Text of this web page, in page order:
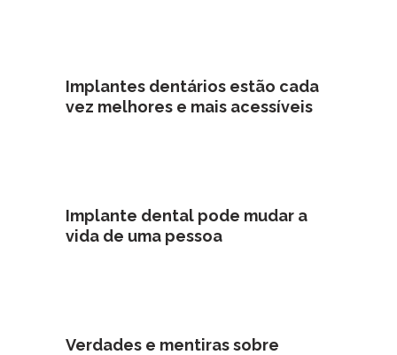
Implantes dentários estão cada
vez melhores e mais acessíveis
Implante dental pode mudar a
vida de uma pessoa
Verdades e mentiras sobre